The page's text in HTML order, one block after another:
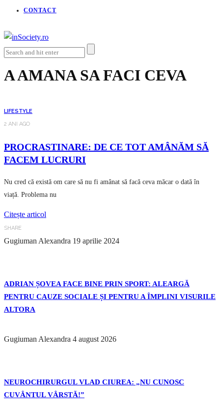
CONTACT
A AMANA SA FACI CEVA
LIFESTYLE
2 ANI AGO
PROCRASTINARE: DE CE TOT AMÂNĂM SĂ
FACEM LUCRURI
Nu cred că există om care să nu fi amânat să facă ceva măcar o dată în
viață. Problema nu
Citește articol
SHARE
Gugiuman Alexandra 19 aprilie 2024
ADRIAN ȘOVEA FACE BINE PRIN SPORT: ALEARGĂ
PENTRU CAUZE SOCIALE ȘI PENTRU A ÎMPLINI VISURILE
ALTORA
Gugiuman Alexandra 4 august 2026
NEUROCHIRURGUL VLAD CIUREA: „NU CUNOSC
CUVÂNTUL VÂRSTĂ!”